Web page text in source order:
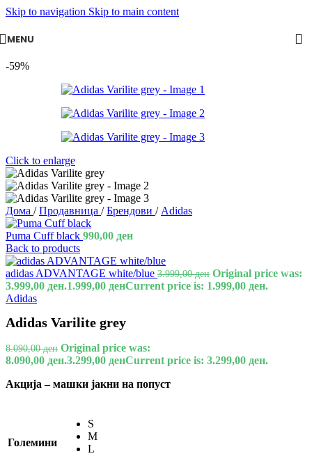
Skip to navigation Skip to main content
MENU
-59%
Click to enlarge
Дома / Продавница / Брендови / Adidas
Puma Cuff black 990,00 ден
Back to products
adidas ADVANTAGE white/blue 3.999,00ден Original price was:
3.999,00 ден.1.999,00 денCurrent price is: 1.999,00 ден.
Adidas
Adidas Varilite grey
8.090,00ден Original price was:
8.090,00 ден.3.299,00 денCurrent price is: 3.299,00 ден.
Акција – машки јакни на попуст
Големини
S
M
L